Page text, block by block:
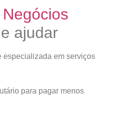
ajudar
especializada em serviços
para pagar menos